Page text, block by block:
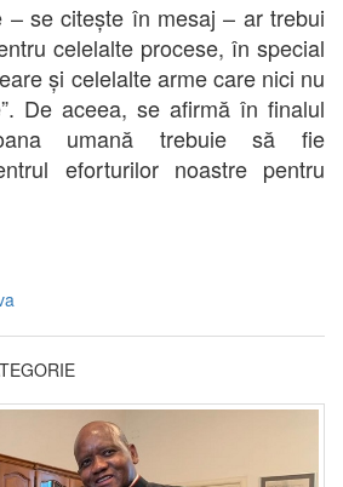
– se citește în mesaj – ar trebui
celelalte procese, în special
și celelalte arme care nici nu
De aceea, se afirmă în finalul
umană trebuie să fie
eforturilor noastre pentru